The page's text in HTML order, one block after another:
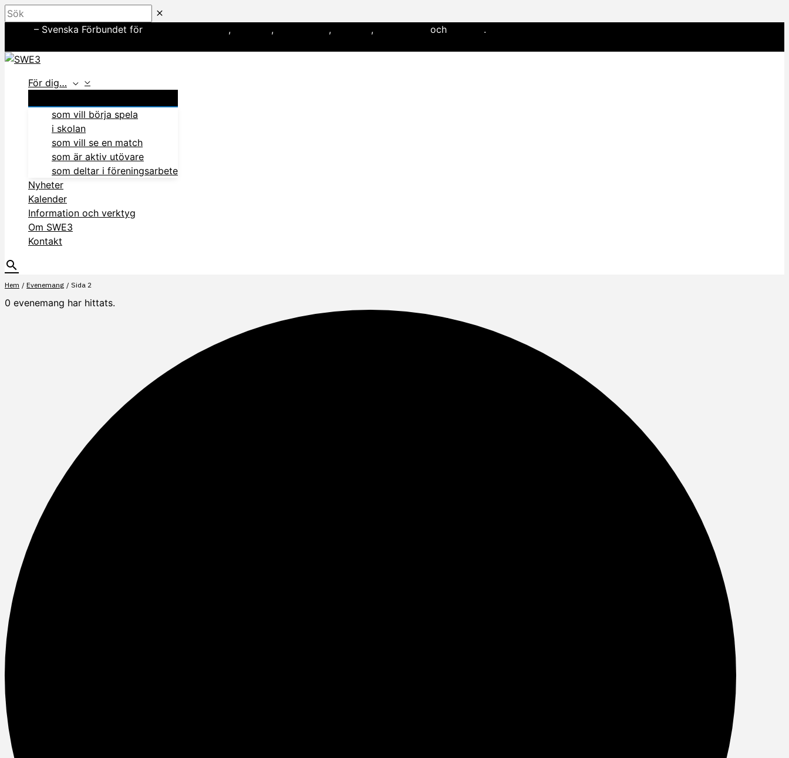
Hoppa
till
Sök
– Svenska Förbundet för , , , , och .
För dig…
som vill börja spela
i skolan
som vill se en match
som är aktiv utövare
som deltar i föreningsarbete
Nyheter
Kalender
Information och verktyg
Om SWE3
Kontakt
Hem Evenemang Sida 2
0 evenemang har hittats.